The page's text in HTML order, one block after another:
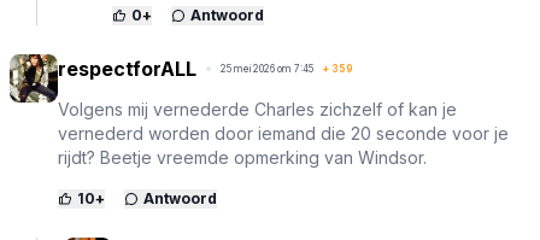
0+ Antwoord
respectforALL 25 mei 2026 om 7:45 + 359
Volgens mij vernederde Charles zichzelf of kan je
vernederd worden door iemand die 20 seconde voor je
rijdt? Beetje vreemde opmerking van Windsor.
10+ Antwoord